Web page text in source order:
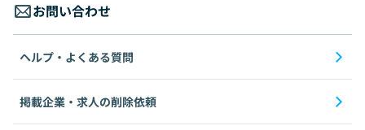
お問い合わせ
ヘルプ・よくある質問
掲載企業・求人の削除依頼